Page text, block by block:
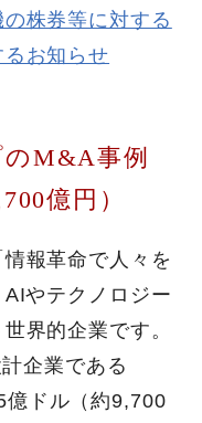
株券等に対する
お知らせ
M&A事例
億円）
報革命で人々を
やテクノロジー
界的企業です。
企業である
ドル（約9,700